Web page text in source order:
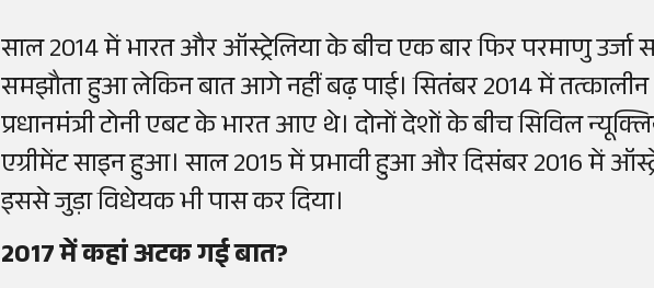
साल 2014 में भारत और ऑस्ट्रेलिया के बीच एक बार फिर परमाणु
समझौता हुआ लेकिन बात आगे नहीं बढ़ पाई। सितंबर 2014 में
प्रधानमंत्री टोनी एबट के भारत आए थे। दोनों देशों के बीच सिविल
एग्रीमेंट साइन हुआ। साल 2015 में प्रभावी हुआ और दिसंबर 2016 में
इससे जुड़ा विधेयक भी पास कर दिया।
2017 में कहां अटक गई बात?